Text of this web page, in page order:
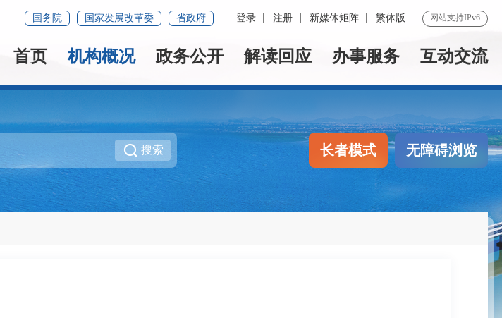
国务院 国家发展改革委 省政府 登录 注册 新媒体矩阵 繁体版 网站支持IPv6
首页 机构概况 政务公开 解读回应 办事服务 互动交流
搜索 长者模式 无障碍浏览